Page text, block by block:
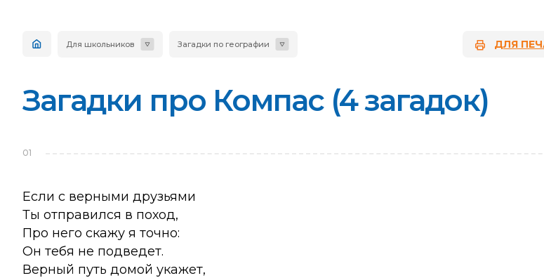
Для школьников Загадки по географии ДЛЯ
Загадки про Компас (4 загадок)
01
Если с верными друзьями
Ты отправился в поход,
Про него скажу я точно:
Он тебя не подведет.
Верный путь домой укажет,